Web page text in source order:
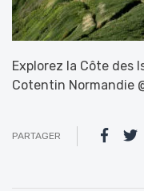
Explorez la Côte des
Cotentin Normandie
PARTAGER